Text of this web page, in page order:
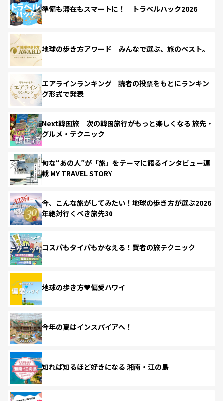
準備も滞在もスマートに！ トラベルハック2026
地球の歩き方アワード みんなで選ぶ、旅のベスト。
エアラインランキング 読者の投票をもとにランキン
グ形式で発表
Next韓国旅 次の韓国旅行がもっと楽しくなる 旅先・
グルメ・テクニック
旬な“あの人”が「旅」をテーマに語るインタビュー連
載 MY TRAVEL STORY
今、こんな旅がしてみたい！地球の歩き方が選ぶ2026
年絶対行くべき旅先30
コスパもタイパもかなえる！賢者の旅テクニック
地球の歩き方♥偏愛ハワイ
今年の夏はインスパイアへ！
知れば知るほど好きになる 湘南・江の島